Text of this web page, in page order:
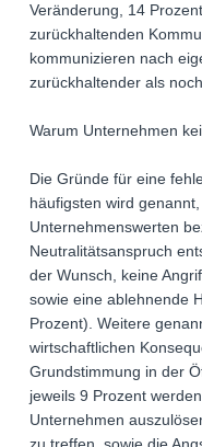
Veränderung, 14
zurückhaltenden
kommunizieren nach
zurückhaltender als
Warum Unternehmen
Die Gründe für eine
häufigsten wird
Unternehmenswerten
Neutralitätsanspruch
der Wunsch, keine
sowie eine ablehnende
Prozent). Weitere
wirtschaftlichen
Grundstimmung in der
jeweils 9 Prozent
Unternehmen